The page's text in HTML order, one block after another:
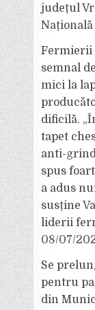
județul
Națională
Fermierii
semnal
mici la
dificilă.
tapet
anti-
spus
a adus
susține
liderii
08/07/
Se
pentru
din